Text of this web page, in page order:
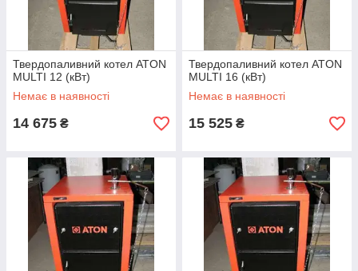
Твердопаливний котел ATON
MULTI 12 (кВт)
Немає в наявності
14 675 ₴
Твердопаливний котел ATON
MULTI 16 (кВт)
Немає в наявності
15 525 ₴